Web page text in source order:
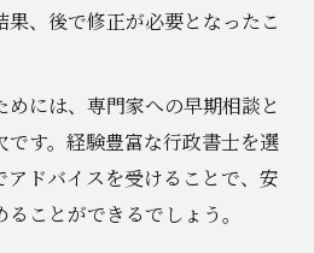
、後で修正が必要となったこ
めには、専門家への早期相談と
です。経験豊富な行政書士を選
アドバイスを受けることで、安
ことができるでしょう。